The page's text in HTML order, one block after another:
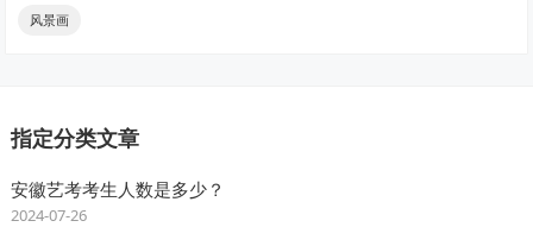
风景画
指定分类文章
安徽艺考考生人数是多少？
2024-07-26